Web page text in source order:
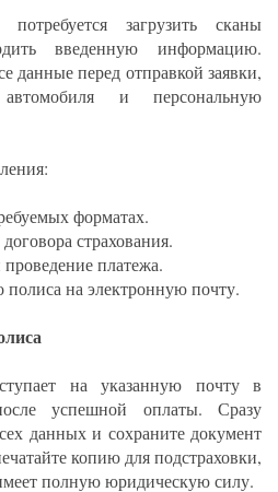
загрузить сканы
введенную информацию.
данные перед отправкой заявки,
и персональную
форматах.
страхования.
платежа.
на электронную почту.
на указанную почту в
успешной оплаты. Сразу
данных и сохраните документ
копию для подстраховки,
полную юридическую силу.